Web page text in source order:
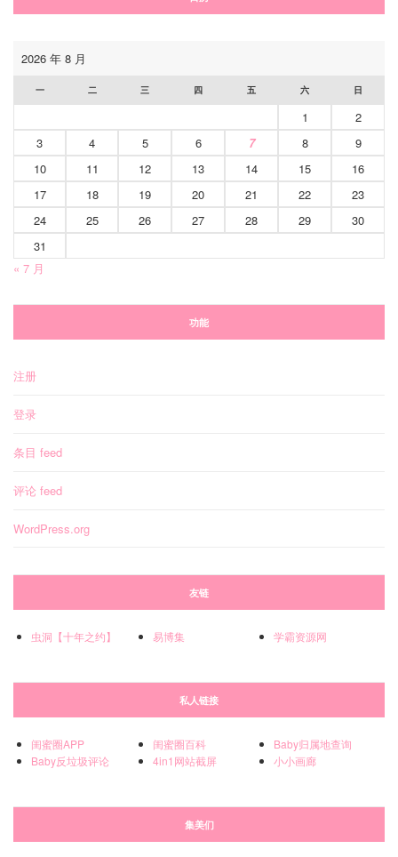
2026 年 8 月
一 二 三 四 五 六 日
1
2
3
4 5 6 7 8
9
10
11 12 13 14 15
16
17
18 19 20 21 22
23
24
25 26 27 28 29
30
31
« 7 月
功能
注册
登录
条目 feed
评论 feed
WordPress.org
友链
虫洞【十年之约】 易博集 学霸资源网
私人链接
闺蜜圈APP
Baby反垃圾评论
闺蜜圈百科
4in1网站截屏
Baby归属地查询
小小画廊
集美们